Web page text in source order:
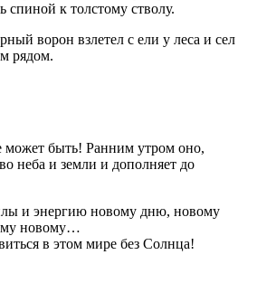
спиной к толстому стволу.
ворон взлетел с ели у леса и сел
рядом.
быть! Ранним утром оно,
неба и земли и дополняет до
и энергию новому дню, новому
новому…
в этом мире без Cолнца!